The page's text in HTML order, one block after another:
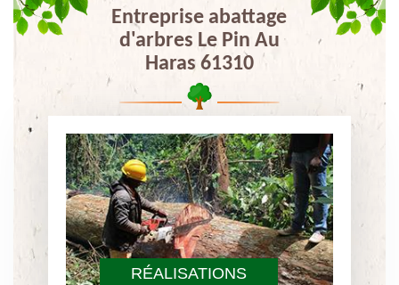
RÉALISATIONS
Entreprise abattage
d'arbres Le Pin Au
Haras 61310